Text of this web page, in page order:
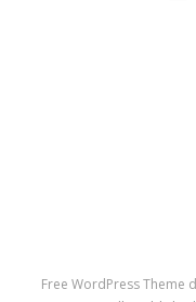
Free WordPress Theme